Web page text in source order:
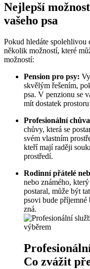
Nejlepší
vašeho psa
Pokud hledáte spolehlivou
několik možností, které
možností:
Pension pro psy:
skvělým řešením,
psa. V penzionu se
mít dostatek
Profesionální
chůvy, která se
svém vlastním
kteří mají raději
prostředí.
Rodinní přátelé
nebo známého,
postaral, může být
psovi bude příjemné
zná.
Co zvážit